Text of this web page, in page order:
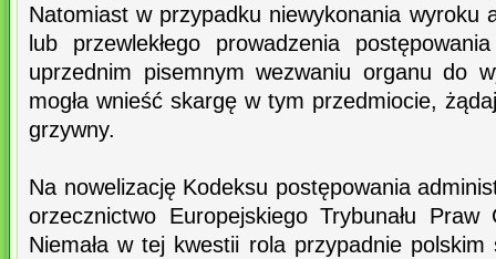
Natomiast w przypadku niewykonania wyroku
lub przewlekłego prowadzenia
uprzednim pisemnym wezwaniu organu do
mogła wnieść skargę w tym przedmiocie,
grzywny.
Na nowelizację Kodeksu postępowania
orzecznictwo Europejskiego Trybunału Praw
Niemała w tej kwestii rola przypadnie